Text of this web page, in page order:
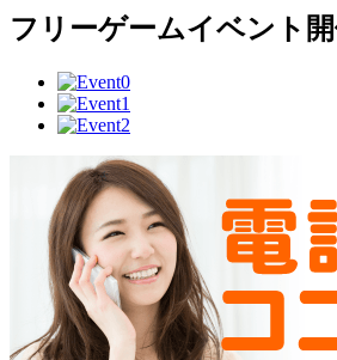
フリーゲームイベント開